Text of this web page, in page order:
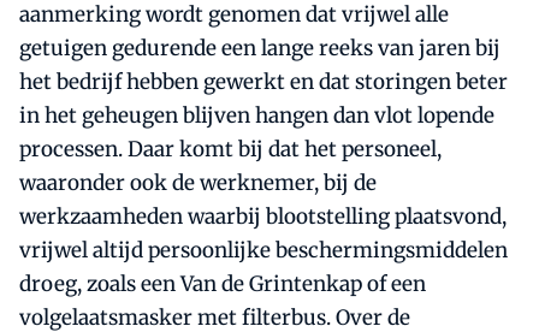
aanmerking wordt genomen dat vrijwel alle
getuigen gedurende een lange reeks van jaren bij
het bedrijf hebben gewerkt en dat storingen beter
in het geheugen blijven hangen dan vlot lopende
processen. Daar komt bij dat het personeel,
waaronder ook de werknemer, bij de
werkzaamheden waarbij blootstelling plaatsvond,
vrijwel altijd persoonlijke beschermingsmiddelen
droeg, zoals een Van de Grintenkap of een
volgelaatsmasker met filterbus. Over de